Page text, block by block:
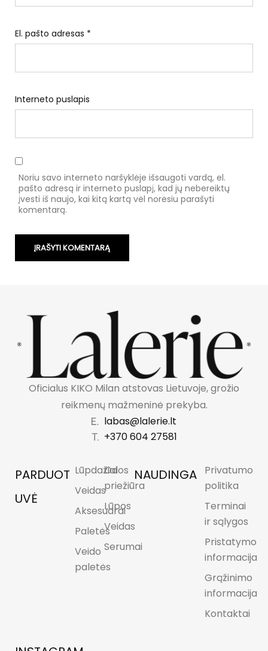
El. pašto adresas *
Interneto puslapis
Noriu savo interneto naršyklėje išsaugoti vardą, el.
pašto adresą ir interneto puslapį, kad jų nebereiktų
įvesti iš naujo, kai kitą kartą vėl norėsiu parašyti
komentarą.
Oficialus KIKO Milan atstovas Lietuvoje, grožio
reikmenų mažmeninė prekyba.
labas@lalerie.lt
+370 604 27581
PARDUOT
UVĖ
Lūpdažiai
Veidas
Aksesuarai
Paletės
Veido
paletės
Odos
priežiūra
Lūpos
Veidas
Serumai
NAUDINGA
Privatumo
politika
Terminai
ir sąlygos
Pristatymo
informacija
Grąžinimo
informacija
Kontaktai